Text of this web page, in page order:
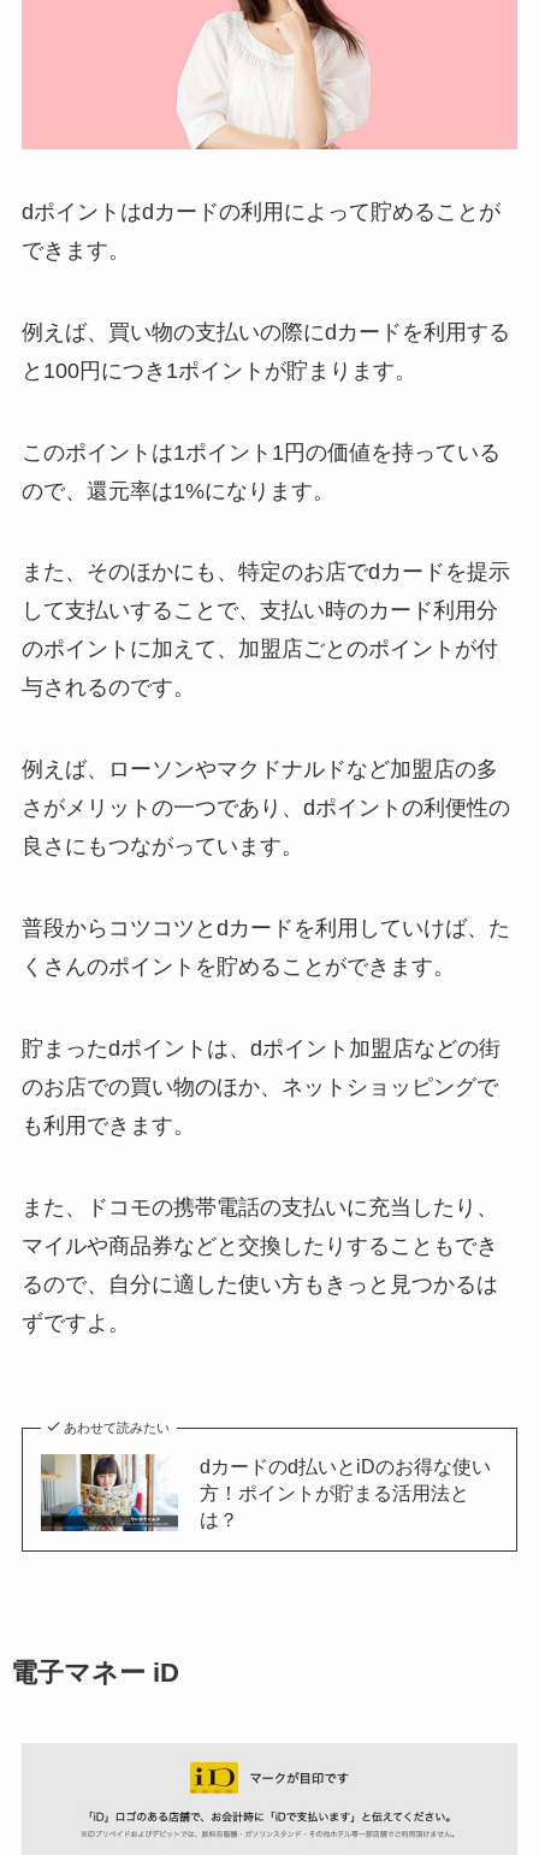
dポイントはdカードの利用によって貯めることが
できます。
例えば、買い物の支払いの際にdカードを利用する
と100円につき1ポイントが貯まります。
このポイントは1ポイント1円の価値を持っている
ので、 還元率は1%になります。
また、そのほかにも、特定のお店でdカードを提示
して支払いすることで、支払い時のカード利用分
のポイントに加えて、加盟店ごとのポイントが付
与されるのです。
例えば、ローソンやマクドナルドなど加盟店の多
さがメリットの一つであり、dポイントの利便性の
良さにもつながっています。
普段からコツコツとdカードを利用していけば、た
くさんのポイントを貯めることができます。
貯まったdポイントは、dポイント加盟店などの街
のお店での買い物のほか、ネットショッピングで
も利用できます。
また、ドコモの携帯電話の支払いに充当したり、
マイルや商品券などと交換したりすることもでき
るので、自分に適した使い方もきっと見つかるは
ずですよ。
あわせて読みたい
dカードのd払いとiDのお得な使い
方！ポイントが貯まる活用法と
は？
電子マネー iD